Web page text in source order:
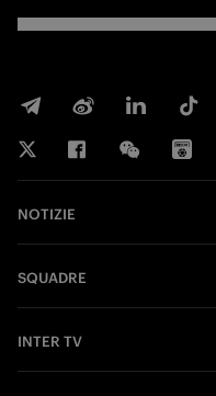
NOTIZIE
SQUADRE
INTER TV